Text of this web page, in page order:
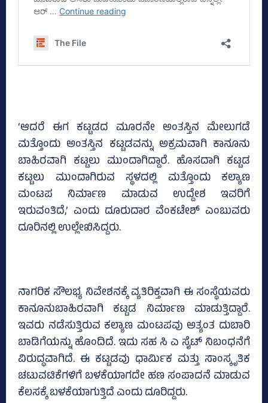
‘ಆದರೆ ಈಗ ಕಟ್ಟಡದ ಮೂರನೇ ಅಂತಸ್ತಿನ ಮೇಲುಗಡೆ
ಮತ್ತೊಂದು ಅಂತಸ್ತಿನ ಕಟ್ಟಡವನ್ನು ಅಕ್ರಮವಾಗಿ ಕಾನೂನು
ಬಾಹಿರವಾಗಿ ಕಟ್ಟಲು ಮುಂದಾಗಿದ್ದಾರೆ. ಹೊಸದಾಗಿ ಕಟ್ಟಡ
ಕಟ್ಟಲು ಮುಂದಾಗಿರುವ ಸ್ಥಳದಲ್ಲಿ ಮತ್ತೊಂದು ಕಲ್ಯಾಣ
ಮಂಟಪ ನಿರ್ಮಾಣ ಮಾಡುವ ಉದ್ದೇಶ ಇವರಿಗೆ
ಇರುವಂತಿದೆ,’ ಎಂದು ದೂರುದಾರ ವೆಂಕಟೇಶ್‌ ಎಂಬುವರು
ದೂರಿನಲ್ಲಿ ಉಲ್ಲೇಖಿಸಿದ್ದರು.
ನಾಗರಿಕ ಸೌಲಭ್ಯ ನಿವೇಶನಕ್ಕೆ ವ್ಯತಿರಿಕ್ತವಾಗಿ ಈ ಸಂಸ್ಥೆಯವರು
ಕಾನೂನುಬಾಹಿರವಾಗಿ ಕಟ್ಟಡ ನಿರ್ಮಾಣ ಮಾಡುತ್ತಿದ್ದಾರೆ.
ಇವರು ನಡೆಸುತ್ತಿರುವ ಕಲ್ಯಾಣ ಮಂಟಪವು ಅತ್ಯಂತ ದುಬಾರಿ
ಬಾಡಿಗೆಯನ್ನು ಹೊಂದಿದೆ. ಇದು ಸಹ ಸಿ ಎ ಸೈಟ್‌ ನಿಬಂಧನೆಗೆ
ವಿರುದ್ಧವಾಗಿದೆ. ಈ ಕಟ್ಟಡವು ಧಾರ್ಮಿಕ ಮತ್ತು ಸಾಂಸ್ಕೃತಿಕ
ಚಟುವಟಿಕೆಗಳಿಗೆ ಬಳಕೆಯಾಗದೇ ಹಣ ಸಂಪಾದನೆ ಮಾಡುವ
ಕೆಲಸಕ್ಕೆ ಬಳಕೆಯಾಗುತ್ತಿದೆ ಎಂದು ದೂರಿದ್ದರು.